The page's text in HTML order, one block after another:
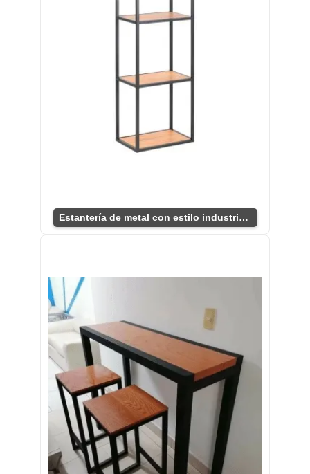
Estantería de metal con estilo industrial único